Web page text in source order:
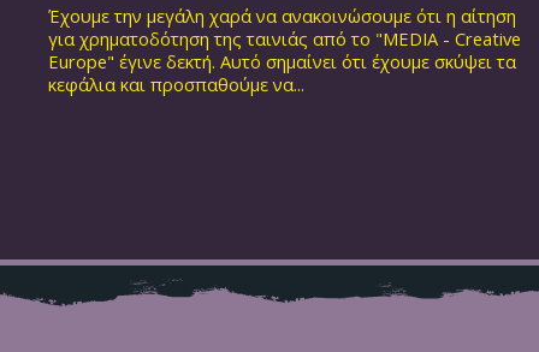
Έχουμε την μεγάλη χαρά να ανακοινώσουμε ότι η αίτηση
για χρηματοδότηση της ταινιάς από το "MEDIA - Creative
Europe" έγινε δεκτή. Αυτό σημαίνει ότι έχουμε σκύψει τα
κεφάλια και προσπαθούμε να...